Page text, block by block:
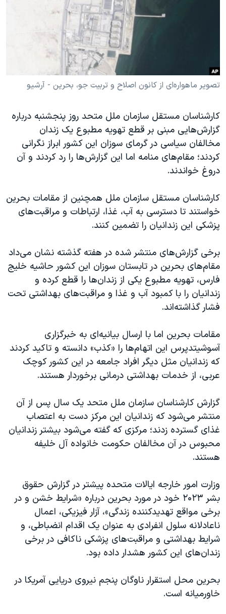
اسرائیل در جنگ
آرشیو پخش زنده
انتخابات ریاست جمهوری آمریکا ۲۰۲۴
حمله جمهوری اسلامی به اسرائیل
ورزش زنان در ایران
مجموعه مستندهای دادخواهی
تریبونال مردمی آبان ۹۸
دادگاه حمید نوری
چهل سال گروگان‌گیری
اعتراضات مردمی آبان ۹۸
اسرائیل در جنگ
نرگس محمدی برنده جایزه نوبل صلح
همایش محافظه‌کاران آمریکا «سی‌پک»
صفحه‌های ویژه
سفر پرزیدنت ترامپ به چین
زبانهای مختلف
تصویر ماهواره‌ای از کانون اصلاح و تربیت جو، بحرین - آرشیو
کارشناسان مستقل سازمان ملل متحد روز پنجشنبه درباره
گزارش‌هایی مبنی بر قطع تهویه مطبوع یک زندان
مخالفان سیاسی در گرمای سوزان این کشور ابراز نگرانی
کردند؛ مقام‌های منامه اما این گزارش‌ها را رد کردند و آن
دروغ خواندند.
کارشناسان مستقل سازمان ملل همچنین از مقامات بحرین
خواستند تا دسترسی به آب، غذا، ارتباطات و مراقبت‌های
پزشکی این زندانیان را تضمین کنند.
برخی گزارش‌های منتشر شده در هفته گذشته نشان می‌داد
مقام‌های بحرین در تابستان سوزان این کشور حاشیه خلیج
فارس، تهویه مطبوع یکی از زندان‌ها را قطع کرده و
زندانیان را با کمبود آب و غذا و مراقبت‌های بهداشتی تحت
فشار گذاشته‌اند.
مقامات بحرین اما با ارسال بیانیه‌ای به خبرگزاری
آسوشیتدپرس این اتهام‌ها را «کذب» دانسته و تاکید کردند
که زندانیان مثل دیگر افراد جامعه در این کشور کوچک
عربی، از خدمات بهداشتی درمانی برخوردار هستند.
گزارش کارشناسان سازمان ملل متحد یک سال پس از آن
منتشر می‌شود که زندانیان این مرکز دست به اعتصاب
غذای گسترده زدند؛ مرکزی که گفته می‌شود بیشتر زندانیان
محبوس در آن مخالفان حکومت خانواده آل خلیفه
هستند.
وزارت امور خارجه ایالات متحده پیشتر در گزارش حقوق
بشر ۲۰۲۳ خود در مورد بحرین درباره «شرایط خشن و در
برخی مواقع تهدید‌کننده زندگی»، آزار فیزیکی، اعمال
ناعادلانه سلول انفرادی به عنوان یک اقدام انضباطی، و
شرایط بهداشتی و مراقبت‌های پزشکی ناکافی در برخی
زندان‌های این کشور هشدار داده بود.
بحرین محل استقرار ناوگان پنجم نیروی دریایی آمریکا در
خاورمیانه است.